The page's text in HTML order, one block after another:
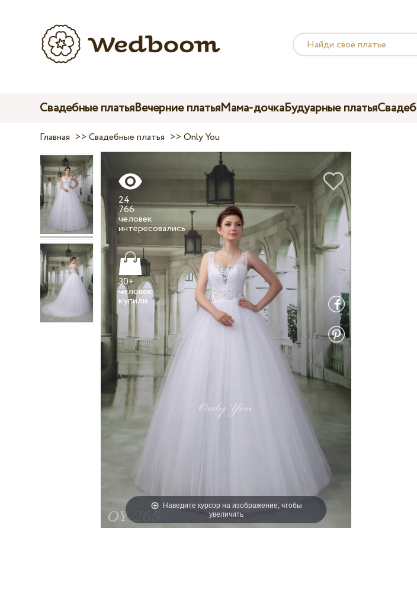
Свадебные платьяВечерние платьяМама-дочкаБудуарные платья
Главная >>Свадебные платья >>Only You
Наведите курсор на изображение, чтобы
увеличить
24
766
человек
интересовались
30+
человек